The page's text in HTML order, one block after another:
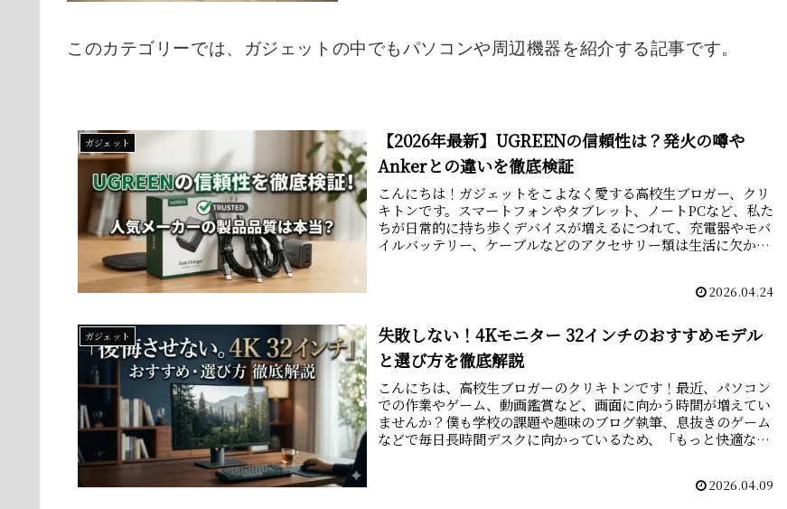
このカテゴリーでは、ガジェットの中でもパソコンや周辺機器を紹介する記事です。
ガジェット
【2026年最新】UGREENの信頼性は？発火の噂や
Ankerとの違いを徹底検証
こんにちは！ガジェットをこよなく愛する高校生ブロガー、クリ
キトンです。スマートフォンやタブレット、ノートPCなど、私た
ちが日常的に持ち歩くデバイスが増えるにつれて、充電器やモバ
イルバッテリー、ケーブルなどのアクセサリー類は生活に欠かせ
2026.04.24
ガジェット
失敗しない！4Kモニター 32インチのおすすめモデル
と選び方を徹底解説
こんにちは、高校生ブロガーのクリキトンです！最近、パソコン
での作業やゲーム、動画鑑賞など、画面に向かう時間が増えてい
ませんか？僕も学校の課題や趣味のブログ執筆、息抜きのゲーム
などで毎日長時間デスクに向かっているため、「もっと快適な作
2026.04.09